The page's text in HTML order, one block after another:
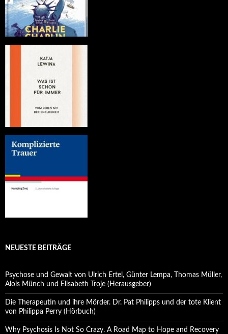
NEUESTE BEITRÄGE
Psychose und Gewalt von Ulrich Ertel, Günter Lempa, Thomas Müller,
Alois Münch und Elisabeth Troje (Herausgeber)
Die Therapeutin und ihre Mörder. Dr. Pat Philipps und der tote Klient
von Philippa Perry (Hörbuch)
Why Psychosis Is Not So Crazy. A Road Map to Hope and Recovery